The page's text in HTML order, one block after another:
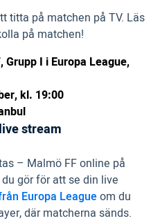
titta på matchen på TV. Läs
på matchen!
I i Europa League,
kl. 19:00
stream
– Malmö FF online på
gör för att se din live
Europa Leagueom du
där matcherna sänds.